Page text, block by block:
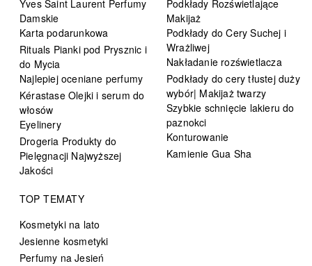
Yves Saint Laurent Perfumy
Damskie
Karta podarunkowa
Rituals Pianki pod Prysznic i
do Mycia
Najlepiej oceniane perfumy
Kérastase Olejki i serum do
włosów
Eyelinery
Drogeria Produkty do
Pielęgnacji Najwyższej
Jakości
Podkłady Rozświetlające
Makijaż
Podkłady do Cery Suchej i
Wrażliwej
Nakładanie rozświetlacza
Podkłady do cery tłustej duży
wybór| Makijaż twarzy
Szybkie schnięcie lakieru do
paznokci
Konturowanie
Kamienie Gua Sha
TOP TEMATY
Kosmetyki na lato
Jesienne kosmetyki
Perfumy na Jesień